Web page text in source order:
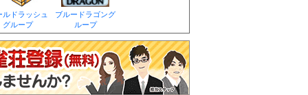
ルドラッシュ
グループ
ブルードラゴング
ループ